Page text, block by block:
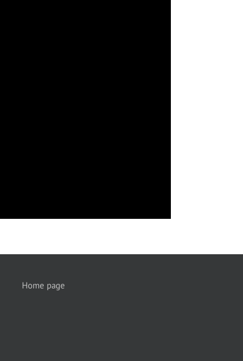
Home page